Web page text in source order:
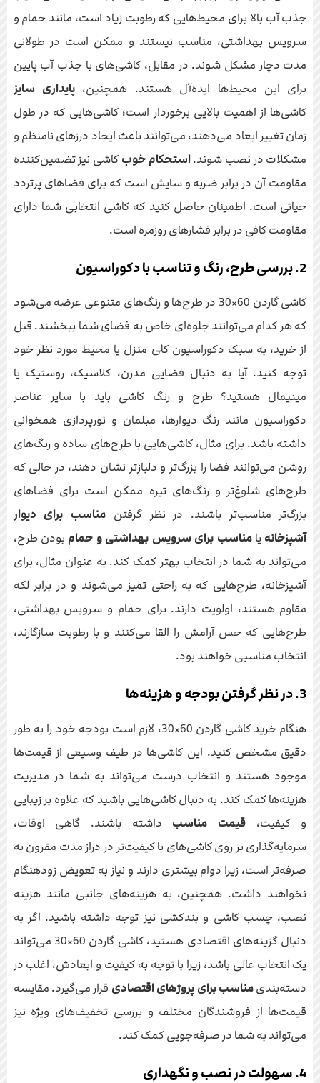
جذب آب بالا برای محیط‌هایی که رطوبت زیاد است، مانند حمام و
سرویس بهداشتی، مناسب نیستند و ممکن است در طولانی
مدت دچار مشکل شوند. در مقابل، کاشی‌های با جذب آب پایین
برای این محیط‌ها ایده‌آل هستند. همچنین، پایداری سایز
کاشی‌ها از اهمیت بالایی برخوردار است؛ کاشی‌هایی که در طول
زمان تغییر ابعاد می‌دهند، می‌توانند باعث ایجاد درزهای نامنظم و
مشکلات در نصب شوند.استحکام خوب کاشی نیز تضمین‌کننده
مقاومت آن در برابر ضربه و سایش است که برای فضاهای پرتردد
حیاتی است. اطمینان حاصل کنید که کاشی انتخابی شما دارای
مقاومت کافی در برابر فشارهای روزمره است.
2. بررسی طرح، رنگ و تناسب با دکوراسیون
کاشی گاردن 60×30 در طرح‌ها و رنگ‌های متنوعی عرضه می‌شود
که هر کدام می‌توانند جلوه‌ای خاص به فضای شما ببخشند. قبل
از خرید، به سبک دکوراسیون کلی منزل یا محیط مورد نظر خود
توجه کنید. آیا به دنبال فضایی مدرن، کلاسیک، روستیک یا
مینیمال هستید؟ طرح و رنگ کاشی باید با سایر عناصر
دکوراسیون مانند رنگ دیوارها، مبلمان و نورپردازی همخوانی
داشته باشد. برای مثال، کاشی‌هایی با طرح‌های ساده و رنگ‌های
روشن می‌توانند فضا را بزرگ‌تر و دلبازتر نشان دهند، در حالی که
طرح‌های شلوغ‌تر و رنگ‌های تیره ممکن است برای فضاهای
بزرگ‌تر مناسب‌تر باشند. در نظر گرفتن مناسب برای دیوار
آشپزخانه یامناسب برای سرویس بهداشتی و حمام بودن طرح،
می‌تواند به شما در انتخاب بهتر کمک کند. به عنوان مثال، برای
آشپزخانه، طرح‌هایی که به راحتی تمیز می‌شوند و در برابر لکه
مقاوم هستند، اولویت دارند. برای حمام و سرویس بهداشتی،
طرح‌هایی که حس آرامش را القا می‌کنند و با رطوبت سازگارند،
انتخاب مناسبی خواهند بود.
3. در نظر گرفتن بودجه و هزینه‌ها
هنگام خرید کاشی گاردن 60×30، لازم است بودجه خود را به طور
دقیق مشخص کنید. این کاشی‌ها در طیف وسیعی از قیمت‌ها
موجود هستند و انتخاب درست می‌تواند به شما در مدیریت
هزینه‌ها کمک کند. به دنبال کاشی‌هایی باشید که علاوه بر زیبایی
و کیفیت، قیمت مناسب داشته باشند. گاهی اوقات،
سرمایه‌گذاری بر روی کاشی‌های با کیفیت‌تر در دراز مدت مقرون به
صرفه‌تر است، زیرا دوام بیشتری دارند و نیاز به تعویض زودهنگام
نخواهند داشت. همچنین، به هزینه‌های جانبی مانند هزینه
نصب، چسب کاشی و بندکشی نیز توجه داشته باشید. اگر به
دنبال گزینه‌های اقتصادی هستید، کاشی گاردن 60×30 می‌تواند
یک انتخاب عالی باشد، زیرا با توجه به کیفیت و ابعادش، اغلب در
دسته‌بندیمناسب برای پروژهای اقتصادی قرار می‌گیرد. مقایسه
قیمت‌ها از فروشندگان مختلف و بررسی تخفیف‌های ویژه نیز
می‌تواند به شما در صرفه‌جویی کمک کند.
4. سهولت در نصب و نگهداری